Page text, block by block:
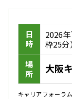
日
時
2026年
枠25分）
場
所
大阪
キャリアフォーラ